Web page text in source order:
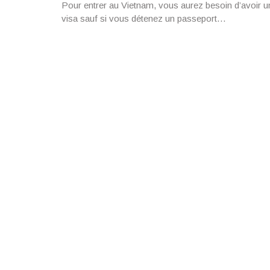
Pour entrer au Vietnam, vous aurez besoin d’avoir
visa sauf si vous détenez un passeport…